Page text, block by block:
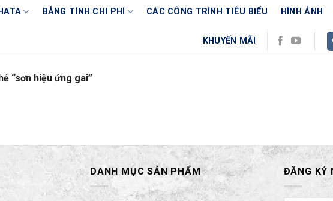
BẢNG TÍNH CHI PHÍ CÁC CÔNG TRÌNH TIÊU BIỂU HÌNH ẢNH
KHUYẾN MÃI
“sơn hiệu ứng gai”
DANH MỤC SẢN PHẨM ĐĂNG KÝ